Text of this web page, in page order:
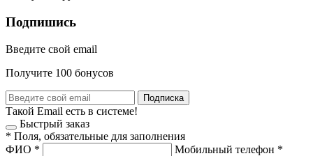
Подпишись
Введите свой email
Получите 100 бонусов
Подписка
Такой Email есть в системе!
Быстрый заказ
* Поля, обязательные для заполнения
ФИО * Мобильный телефон *